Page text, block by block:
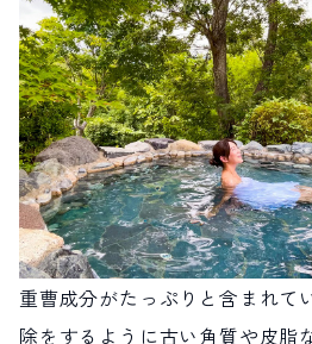
重曹成分がたっぷりと含まれて
除をするように古い角質や皮脂